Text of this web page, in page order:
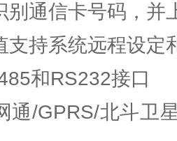
通信卡号码，并
持系统远程设定
和RS232接口
/GPRS/北斗卫星